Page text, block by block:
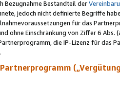
Bezugnahme Bestandteil der
jedoch nicht definierte Begriffe
für das
ohne Einschränkung von Ziffer 6 Abs.
die IP-Lizenz für das